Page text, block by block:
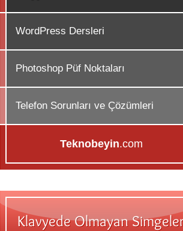
WordPress Dersleri
Photoshop Püf Noktaları
Telefon Sorunları ve Çözümleri
Teknobeyin.com